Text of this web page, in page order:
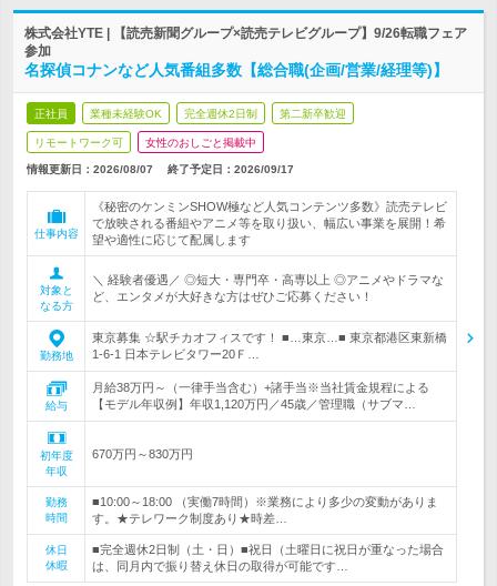
株式会社YTE | 【読売新聞グループ×読売テレビグループ】9/26転職フェア
参加
名探偵コナンなど人気番組多数【総合職(企画/営業/経理等)】
正社員 業種未経験OK 完全週休2日制 第二新卒歓迎
リモートワーク可 女性のおしごと掲載中
情報更新日：2026/08/07 終了予定日： 2026/09/17
仕事内容
《秘密のケンミンSHOW極など人気コンテンツ多数》読売テレビ
で放映される番組やアニメ等を取り扱い、幅広い事業を展開！希
望や適性に応じて配属します
対象と
なる方
＼ 経験者優遇／ ◎短大・専門卒・高専以上 ◎アニメやドラマな
ど、エンタメが大好きな方はぜひご応募ください！
勤務地
東京募集 ☆駅チカオフィスです！ ■…東京…■ 東京都港区東新橋
1-6-1 日本テレビタワー20Ｆ…
給与
月給38万円～（一律手当含む）+諸手当※当社賃金規程による
【モデル年収例】年収1,120万円／45歳／管理職（サブマ…
初年度
年収
670万円～830万円
勤務
時間
■10:00～18:00 （実働7時間）※業務により多少の変動がありま
す。★テレワーク制度あり★時差…
休日
休暇
■完全週休2日制（土・日）■祝日（土曜日に祝日が重なった場合
は、同月内で振り替え休日の取得が可能です…